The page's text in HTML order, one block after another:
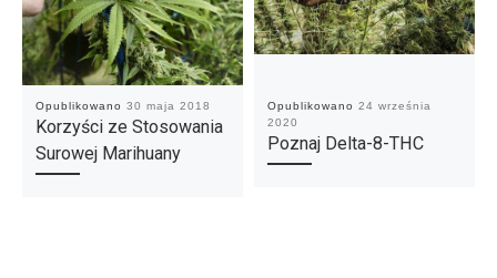
Opublikowano 30 maja 2018
Korzyści ze Stosowania
Surowej Marihuany
Opublikowano 24 września
2020
Poznaj Delta-8-THC